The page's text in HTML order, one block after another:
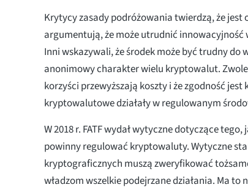
Krytycy zasady podróżowania twierdzą, że jest
argumentują, że może utrudnić
Inni wskazywali, że środek może być trudny do
anonimowy charakter wielu kryptowalut.
korzyści przewyższają koszty i że zgodność
kryptowalutowe działały w regulowanym
W 2018 r. FATF wydał wytyczne dotyczące
powinny regulować kryptowaluty. Wytyczne
kryptograficznych muszą zweryfikować
władzom wszelkie podejrzane działania. Ma to